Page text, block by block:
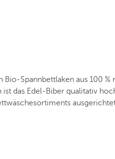
Spannbettlaken aus 100
das Edel-Biber qualitativ